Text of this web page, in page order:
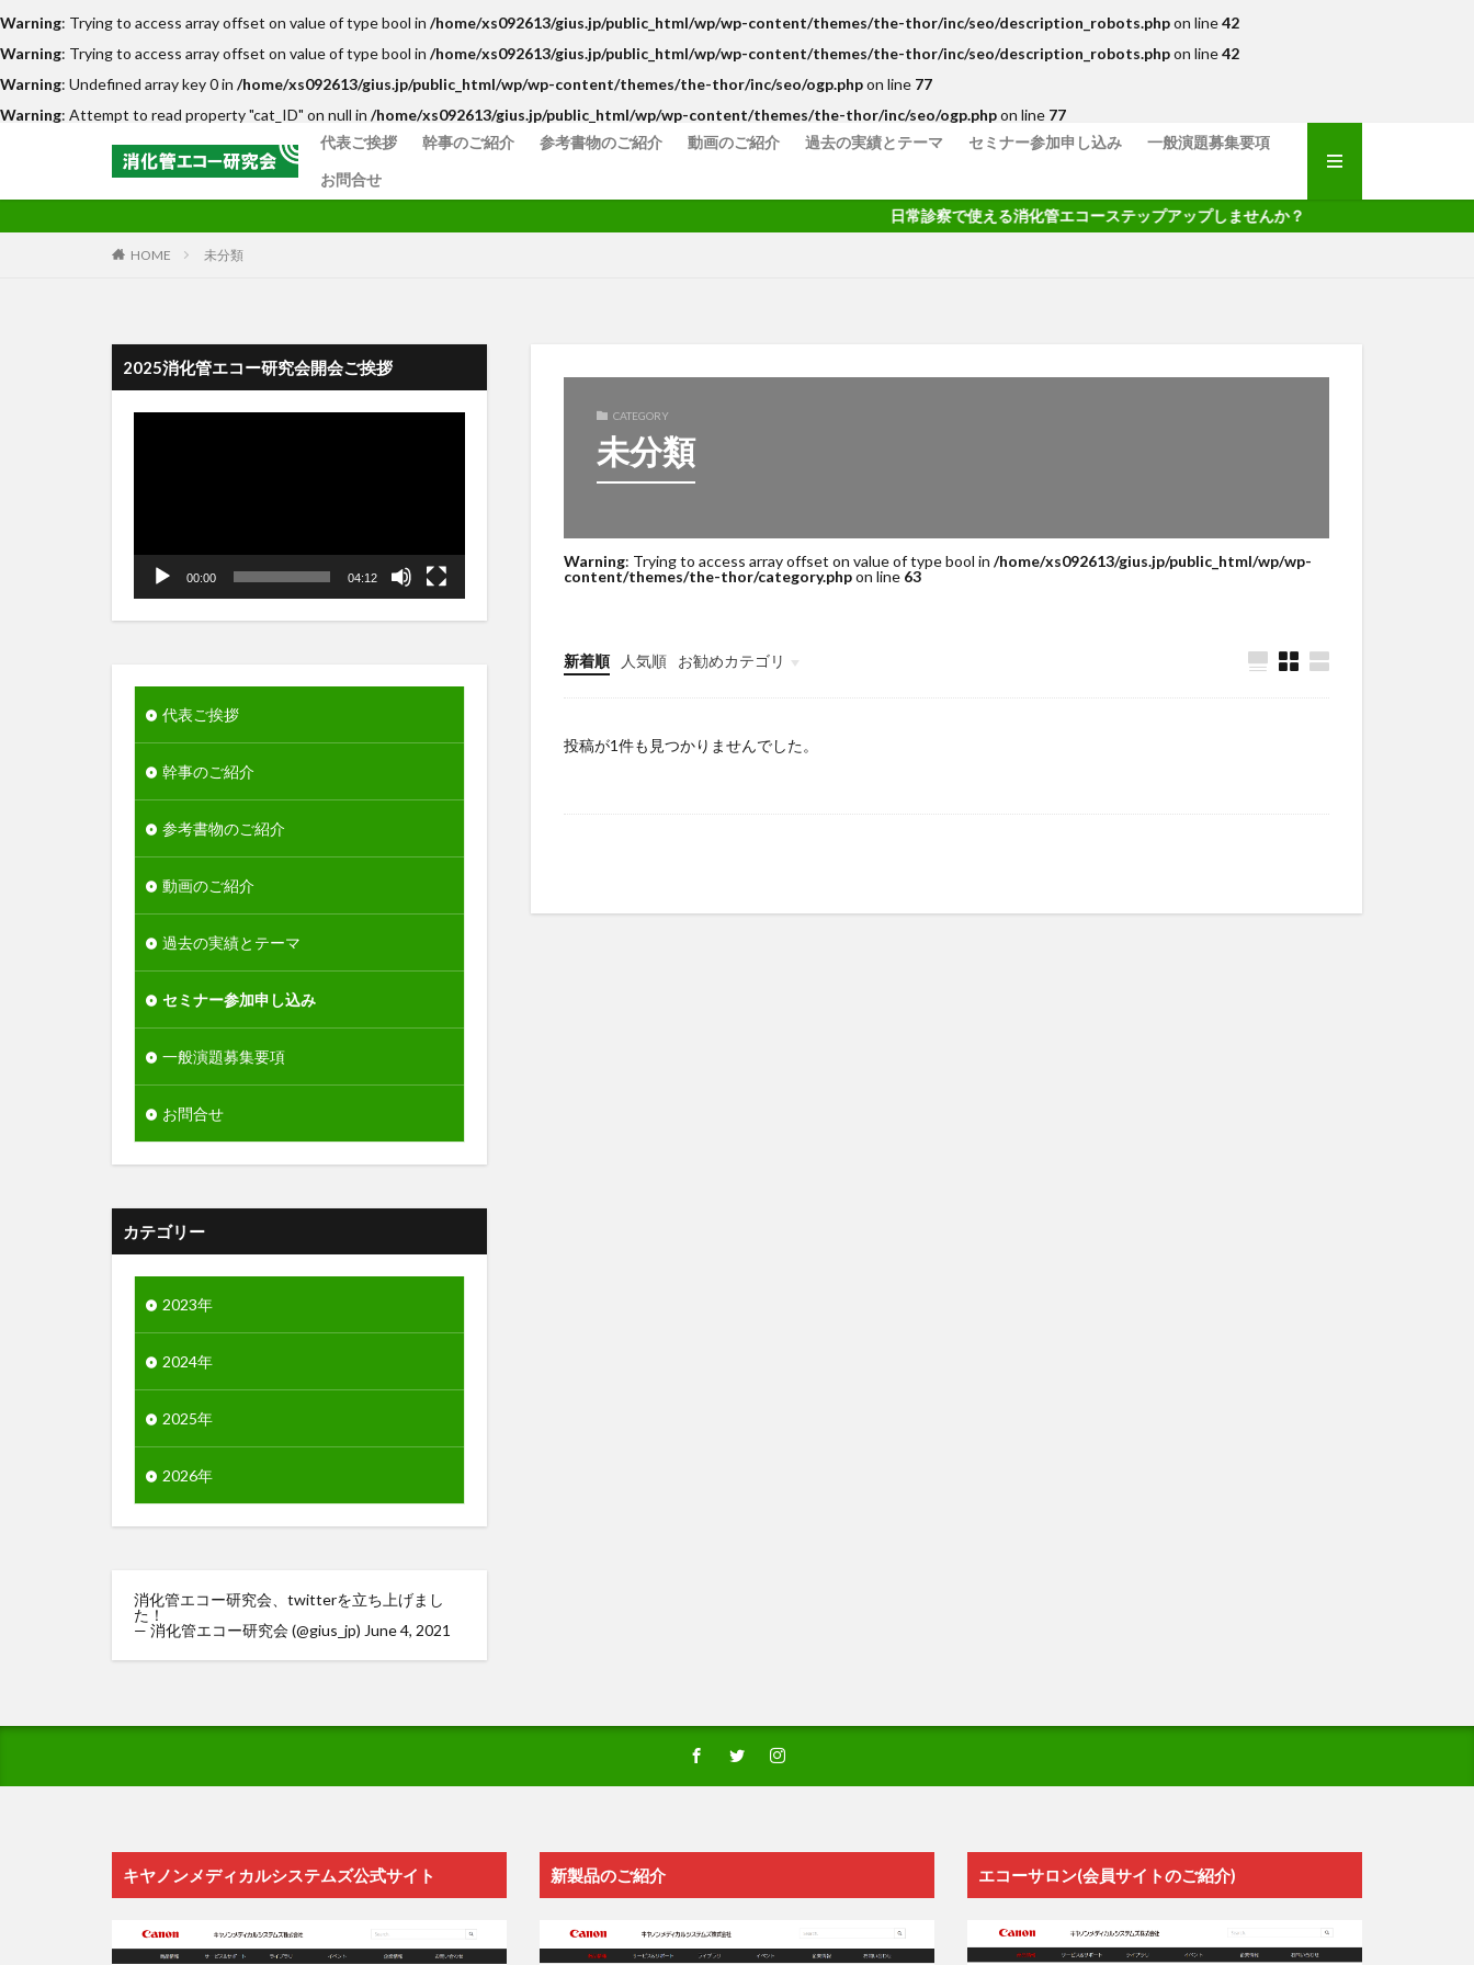
Warning: Trying to access array offset on value of type bool in /home/xs092613/gius.jp/public_html/wp/wp-content/themes/the-thor/inc/seo/description_robots.phpon line42
Warning: Trying to access array offset on value of type bool in /home/xs092613/gius.jp/public_html/wp/wp-content/themes/the-thor/inc/seo/description_robots.phpon line42
Warning: Undefined array key 0 in /home/xs092613/gius.jp/public_html/wp/wp-content/themes/the-thor/inc/seo/ogp.phpon line 77
Warning: Attempt to read property "cat_ID" on null in /home/xs092613/gius.jp/public_html/wp/wp-content/themes/the-thor/inc/seo/ogp.phpon line 77
代表ご挨拶
幹事のご紹介 参考書物のご紹介 動画のご紹介 過去の実績とテーマ セミナー参加申し込み
一般演題募集要項
お問合せ
日常診察で使える消化管エコーステップアップしませんか？
HOME 未分類
CATEGORY
未分類
Warning: Trying to access array offset on value of type bool in /home/xs092613/gius.jp/public_html/wp/wp-
content/themes/the-thor/category.phpon line 63
新着順 人気順
お勧めカテゴリ
未分類
投稿が1件も見つかりませんでした。
2025消化管エコー研究会開会ご挨拶
動
00:00 04:12
代表ご挨拶
幹事のご紹介
参考書物のご紹介
動画のご紹介
過去の実績とテーマ
セミナー参加申し込み
一般演題募集要項
お問合せ
カテゴリー
2023年
2024年
2025年
2026年
消化管エコー研究会、twitterを立ち上げまし
た！
— 消化管エコー研究会 (@gius_jp) June 4, 2021
キヤノンメディカルシステムズ公式サイト 新製品のご紹介 エコーサロン(会員サイトのご紹介)